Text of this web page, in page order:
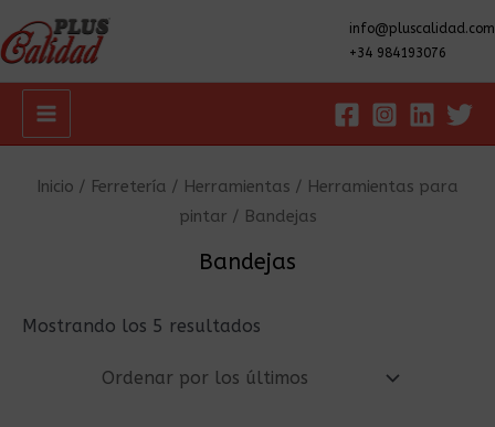
info@pluscalidad.com
+34 984193076
Main
Menu
Inicio / Ferretería / Herramientas / Herramientas para
pintar / Bandejas
Bandejas
Mostrando los 5 resultados
últimos